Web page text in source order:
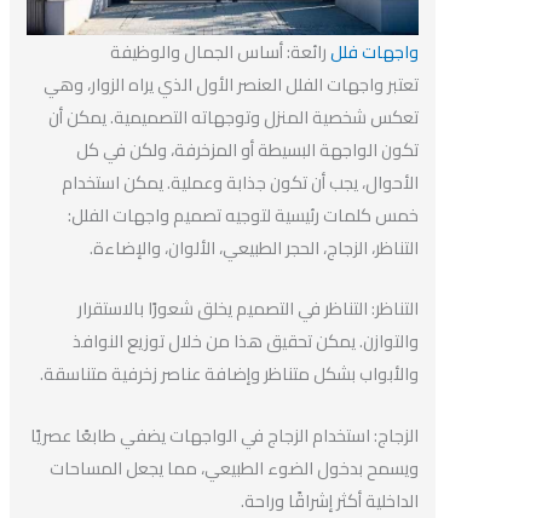
واجهاتفللرائعة: أساس الجمال والوظيفة
تعتبر واجهات الفلل العنصر الأول الذي يراه الزوار، وهي
تعكس شخصية المنزل وتوجهاته التصميمية. يمكن أن
تكون الواجهة البسيطة أو المزخرفة، ولكن في كل
الأحوال، يجب أن تكون جذابة وعملية. يمكن استخدام
خمس كلمات رئيسية لتوجيه تصميم واجهات الفلل:
التناظر، الزجاج، الحجر الطبيعي، الألوان، والإضاءة.
التناظر: التناظر في التصميم يخلق شعورًا بالاستقرار
والتوازن. يمكن تحقيق هذا من خلال توزيع النوافذ
والأبواب بشكل متناظر وإضافة عناصر زخرفية متناسقة.
الزجاج: استخدام الزجاج في الواجهات يضفي طابعًا عصريًا
ويسمح بدخول الضوء الطبيعي، مما يجعل المساحات
الداخلية أكثر إشراقًا وراحة.